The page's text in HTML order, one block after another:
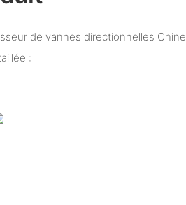
de vannes directionnelles Chine
: